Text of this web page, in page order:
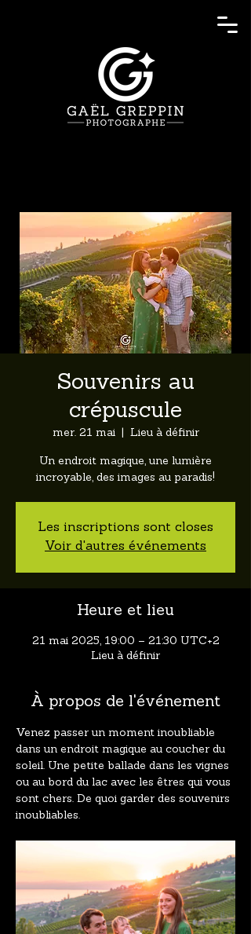
Souvenirs au
crépuscule
mer. 21 mai
  |
Lieu à définir
Un endroit magique, une lumière
incroyable, des images au paradis!
Les inscriptions sont closes
Voir d'autres événements
Heure et lieu
21 mai 2025, 19:00 – 21:30 UTC+2
Lieu à définir
À propos de l'événement
Venez passer un moment inoubliable
dans un endroit magique au coucher du
soleil. Une petite ballade dans les vignes
ou au bord du lac avec les êtres qui vous
sont chers. De quoi garder des souvenirs
inoubliables.